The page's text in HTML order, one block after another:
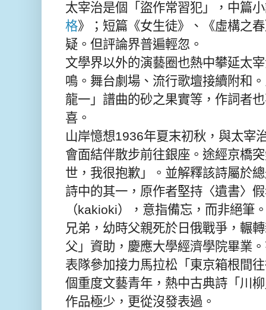
太宰治是個「盜作常習犯」，中篇
格》；短篇《女生徒》、《虛構之
疑。但評論界普遍輕忽。
文學界以外的演藝圈也熱中攀延太
鳴。舞台劇場、流行歌壇接續附和
龍一」譜曲的砂之果實等，作詞者
喜。
山岸憶想1936年夏末初秋，與太宰
會面結伴散步前往銀座。途經京橋
世，我很抱歉」。並解釋該詩屬於
詩中的其一，原作者堅持〈遺書〉
（kakioki），意指備忘，而非絕筆
兄弟，幼時父親死於日俄戰爭，輾
父」資助，慶應大學經濟學院畢業
表隊參加接力馬拉松「東京箱根間
個重度文藝青年，熱中古典詩「川
作品極少，更從沒發表過。